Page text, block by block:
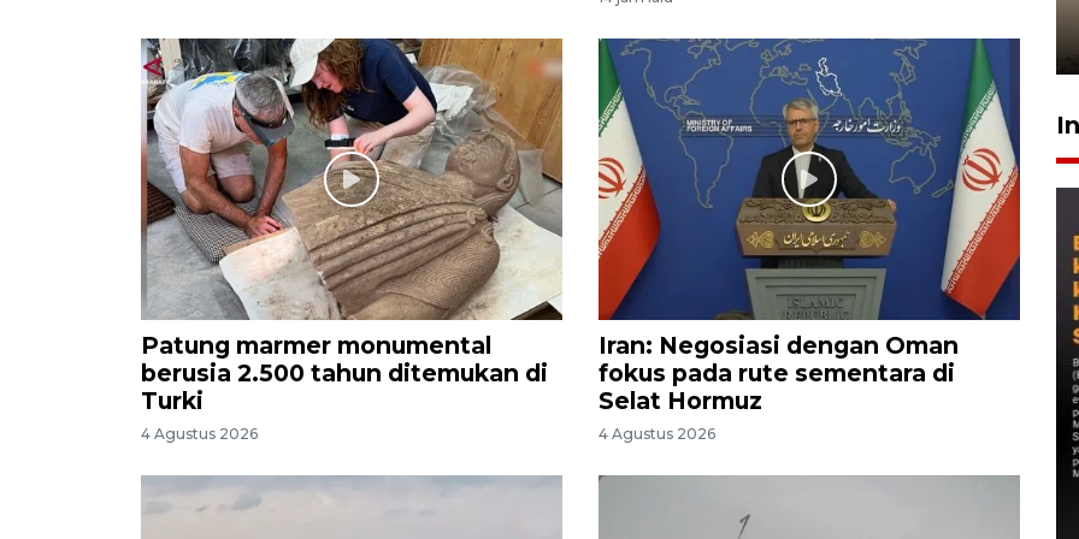
Patung marmer monumental
berusia 2.500 tahun ditemukan di
Turki
4 Agustus 2026
Iran: Negosiasi dengan Oman
fokus pada rute sementara di
Selat Hormuz
4 Agustus 2026
9 Juli 2026